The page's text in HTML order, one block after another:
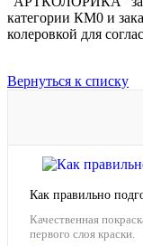
категории КМ0 и
колеровкой для
Вернуться к списку
Как правильно
Качественная
первого слоя краски.